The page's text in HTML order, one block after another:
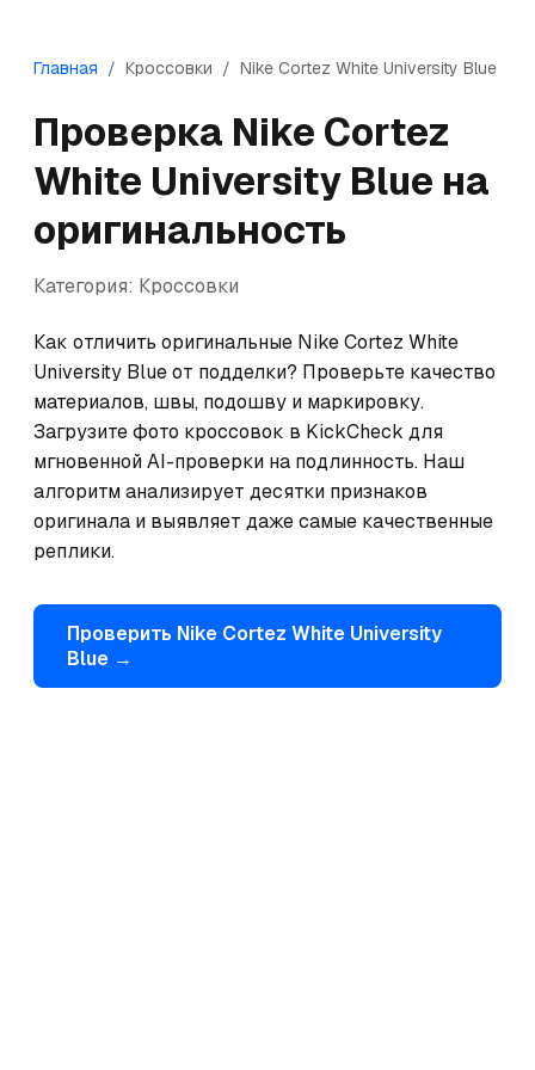
Главная / Кроссовки / Nike Cortez White University Blue
Проверка Nike Cortez
White University Blue на
оригинальность
Категория: Кроссовки
Как отличить оригинальные Nike Cortez White
University Blue от подделки? Проверьте качество
материалов, швы, подошву и маркировку.
Загрузите фото кроссовок в KickCheck для
мгновенной AI-проверки на подлинность. Наш
алгоритм анализирует десятки признаков
оригинала и выявляет даже самые качественные
реплики.
Проверить Nike Cortez White University
Blue →